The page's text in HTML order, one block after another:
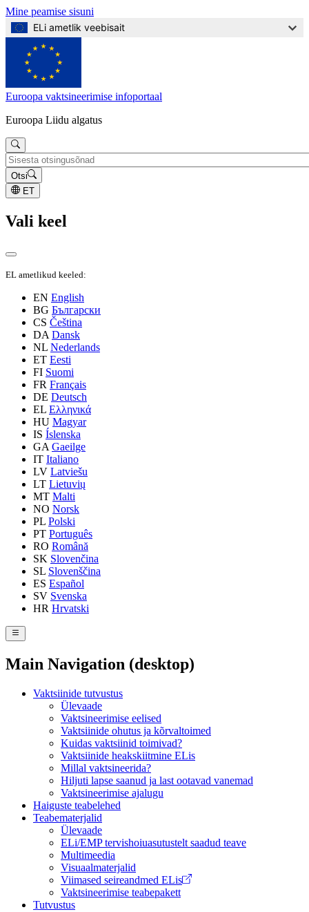
Mine peamise sisuni
ELi ametlik veebisait
Euroopa vaktsineerimise infoportaal
Euroopa Liidu algatus
Otsi
ET
Vali keel
EL ametlikud keeled:
EN English
BG Български
CS Čeština
DA Dansk
NL Nederlands
ET Eesti
FI Suomi
FR Français
DE Deutsch
EL Ελληνικά
HU Magyar
IS Íslenska
GA Gaeilge
IT Italiano
LV Latviešu
LT Lietuvių
MT Malti
NO Norsk
PL Polski
PT Português
RO Română
SK Slovenčina
SL Slovenščina
ES Español
SV Svenska
HR Hrvatski
Main Navigation (desktop)
Vaktsiinide tutvustus
Ülevaade
Vaktsineerimise eelised
Vaktsiinide ohutus ja kõrvaltoimed
Kuidas vaktsiinid toimivad?
Vaktsiinide heakskiitmine ELis
Millal vaktsineerida?
Hiljuti lapse saanud ja last ootavad vanemad
Vaktsineerimise ajalugu
Haiguste teabelehed
Teabematerjalid
Ülevaade
ELi/EMP tervishoiuasutustelt saadud teave
Multimeedia
Visuaalmaterjalid
Viimased seireandmed ELis
Vaktsineerimise teabepakett
Tutvustus